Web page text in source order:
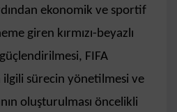
ekonomik ve sportif
giren kırmızı-beyazlı
FIFA
sürecin yönetilmesi ve
oluşturulması öncelikli